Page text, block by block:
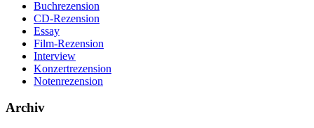
Buchrezension
CD-Rezension
Essay
Film-Rezension
Interview
Konzertrezension
Notenrezension
Archiv